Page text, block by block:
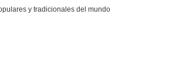
y tradicionales del mundo